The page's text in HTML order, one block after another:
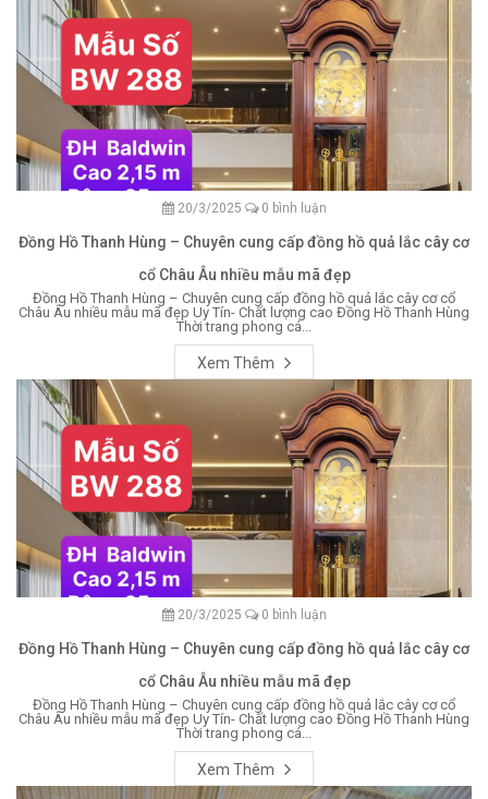
20/3/2025 0 bình luận
Đồng Hồ Thanh Hùng – Chuyên cung cấp đồng hồ quả lắc cây cơ
cổ Châu Âu nhiều mẫu mã đẹp
Đồng Hồ Thanh Hùng – Chuyên cung cấp đồng hồ quả lắc cây cơ cổ
Châu Âu nhiều mẫu mã đẹp Uy Tín- Chất lượng cao Đồng Hồ Thanh Hùng
Thời trang phong cá...
Xem Thêm
20/3/2025 0 bình luận
Đồng Hồ Thanh Hùng – Chuyên cung cấp đồng hồ quả lắc cây cơ
cổ Châu Âu nhiều mẫu mã đẹp
Đồng Hồ Thanh Hùng – Chuyên cung cấp đồng hồ quả lắc cây cơ cổ
Châu Âu nhiều mẫu mã đẹp Uy Tín- Chất lượng cao Đồng Hồ Thanh Hùng
Thời trang phong cá...
Xem Thêm